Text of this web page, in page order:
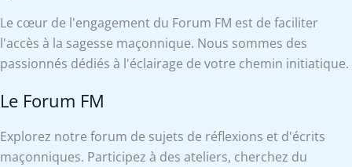
Le cœur de l'engagement du Forum FM est de faciliter
l'accès à la sagesse maçonnique. Nous sommes des
passionnés dédiés à l'éclairage de votre chemin initiatique.
Le Forum FM
Explorez notre forum de sujets de réflexions et d'écrits
maçonniques. Participez à des ateliers, cherchez du